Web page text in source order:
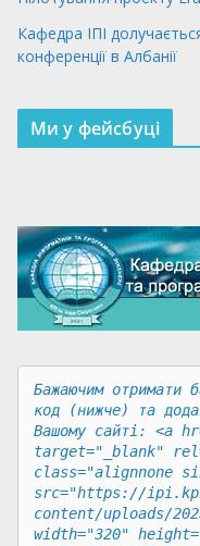
Кафедра ІПІ
конференції в Албанії
Ми у фейсбуці
Бажаючим отримати
код (нижче) та
Вашому сайті:
target="_blank"
class="alignnone
src="https://
content/uploads/
width="320"